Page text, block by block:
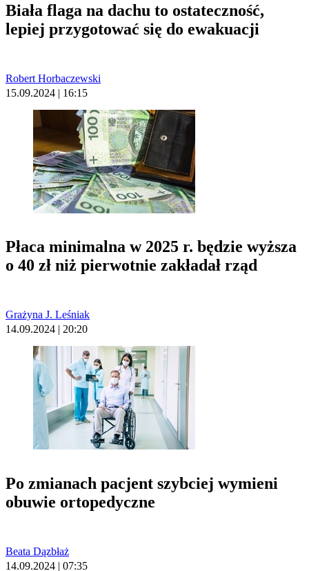
Biała flaga na dachu to ostateczność,
lepiej przygotować się do ewakuacji
Robert Horbaczewski
15.09.2024 | 16:15
Płaca minimalna w 2025 r. będzie wyższa
o 40 zł niż pierwotnie zakładał rząd
Grażyna J. Leśniak
14.09.2024 | 20:20
Po zmianach pacjent szybciej wymieni
obuwie ortopedyczne
Beata Dązbłaż
14.09.2024 | 07:35